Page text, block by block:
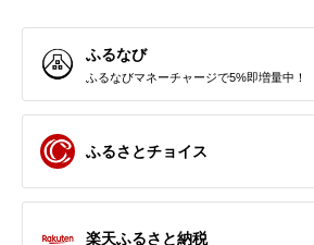
ふるなび
ふるなびマネーチャージで5%即増量中！
ふるさとチョイス
楽天ふるさと納税